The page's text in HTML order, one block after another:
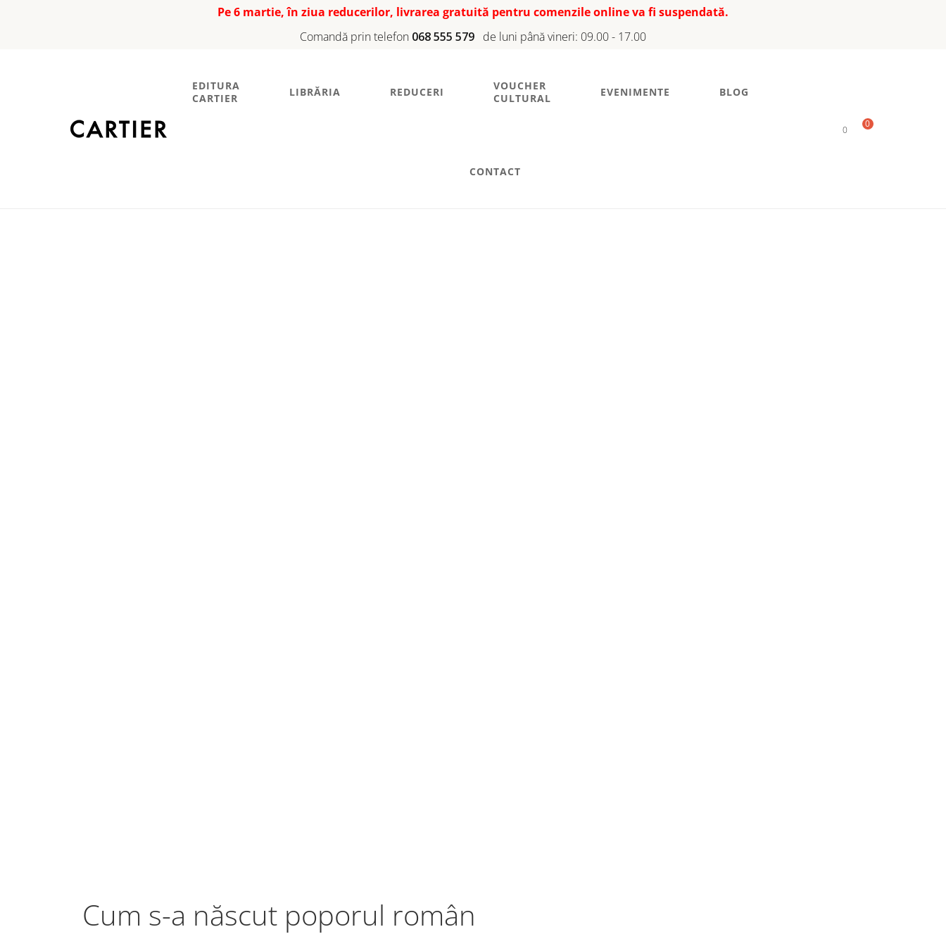
Pe 6 martie, în ziua reducerilor, livrarea gratuită pentru comenzile online va fi suspendată.
Comandă prin telefon 068 555 579 de luni până vineri: 09.00 - 17.00
EDITURA
CARTIER
LIBRĂRIA REDUCERI
VOUCHER
CULTURAL
EVENIMENTE BLOG
CONTACT
0
0
Cum s-a născut poporul român